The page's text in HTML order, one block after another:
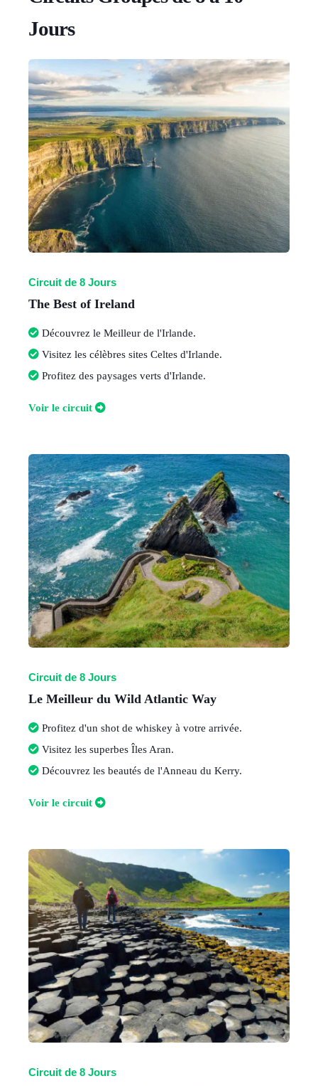
Jours
Circuit de 8 Jours
The Best of Ireland
Découvrez le Meilleur de l'Irlande.
Visitez les célèbres sites Celtes d'Irlande.
Profitez des paysages verts d'Irlande.
Voir le circuit
Circuit de 8 Jours
Le Meilleur du Wild Atlantic Way
Profitez d'un shot de whiskey à votre arrivée.
Visitez les superbes Îles Aran.
Découvrez les beautés de l'Anneau du Kerry.
Voir le circuit
Circuit de 8 Jours